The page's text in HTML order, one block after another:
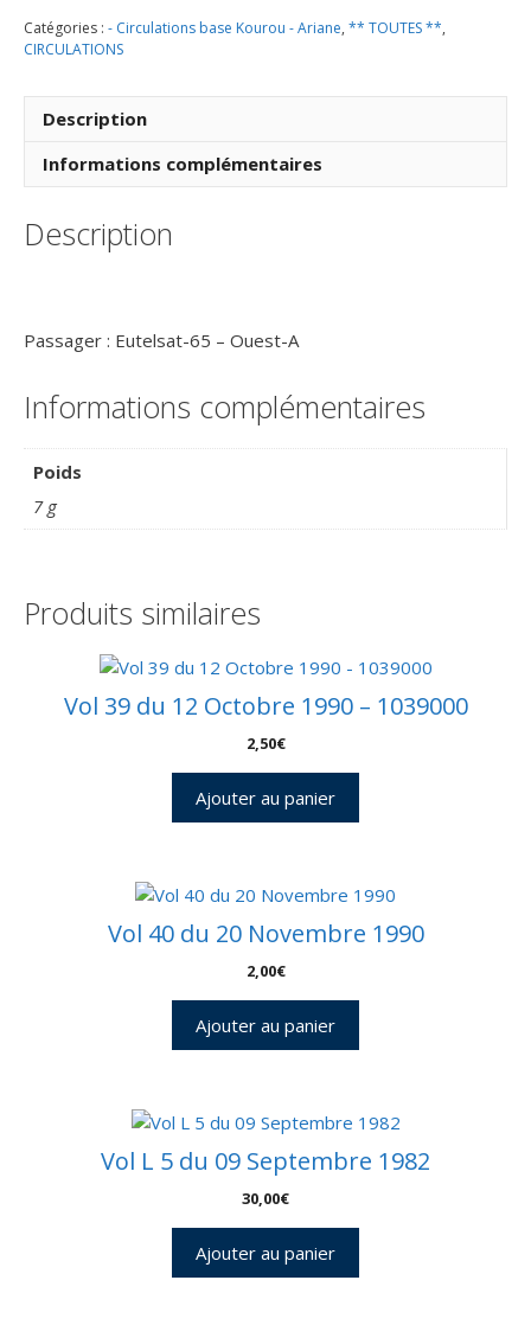
VA229
2016
–
Conseil
C14
Catégories : - Circulations base Kourou - Ariane, ** TOUTES **,
CIRCULATIONS
Description
Informations complémentaires
Description
Passager : Eutelsat-65 – Ouest-A
Informations complémentaires
Poids
7 g
Produits similaires
Vol 39 du 12 Octobre 1990 – 1039000
2,50€
Ajouter au panier
Vol 40 du 20 Novembre 1990
2,00€
Ajouter au panier
Vol L 5 du 09 Septembre 1982
30,00€
Ajouter au panier